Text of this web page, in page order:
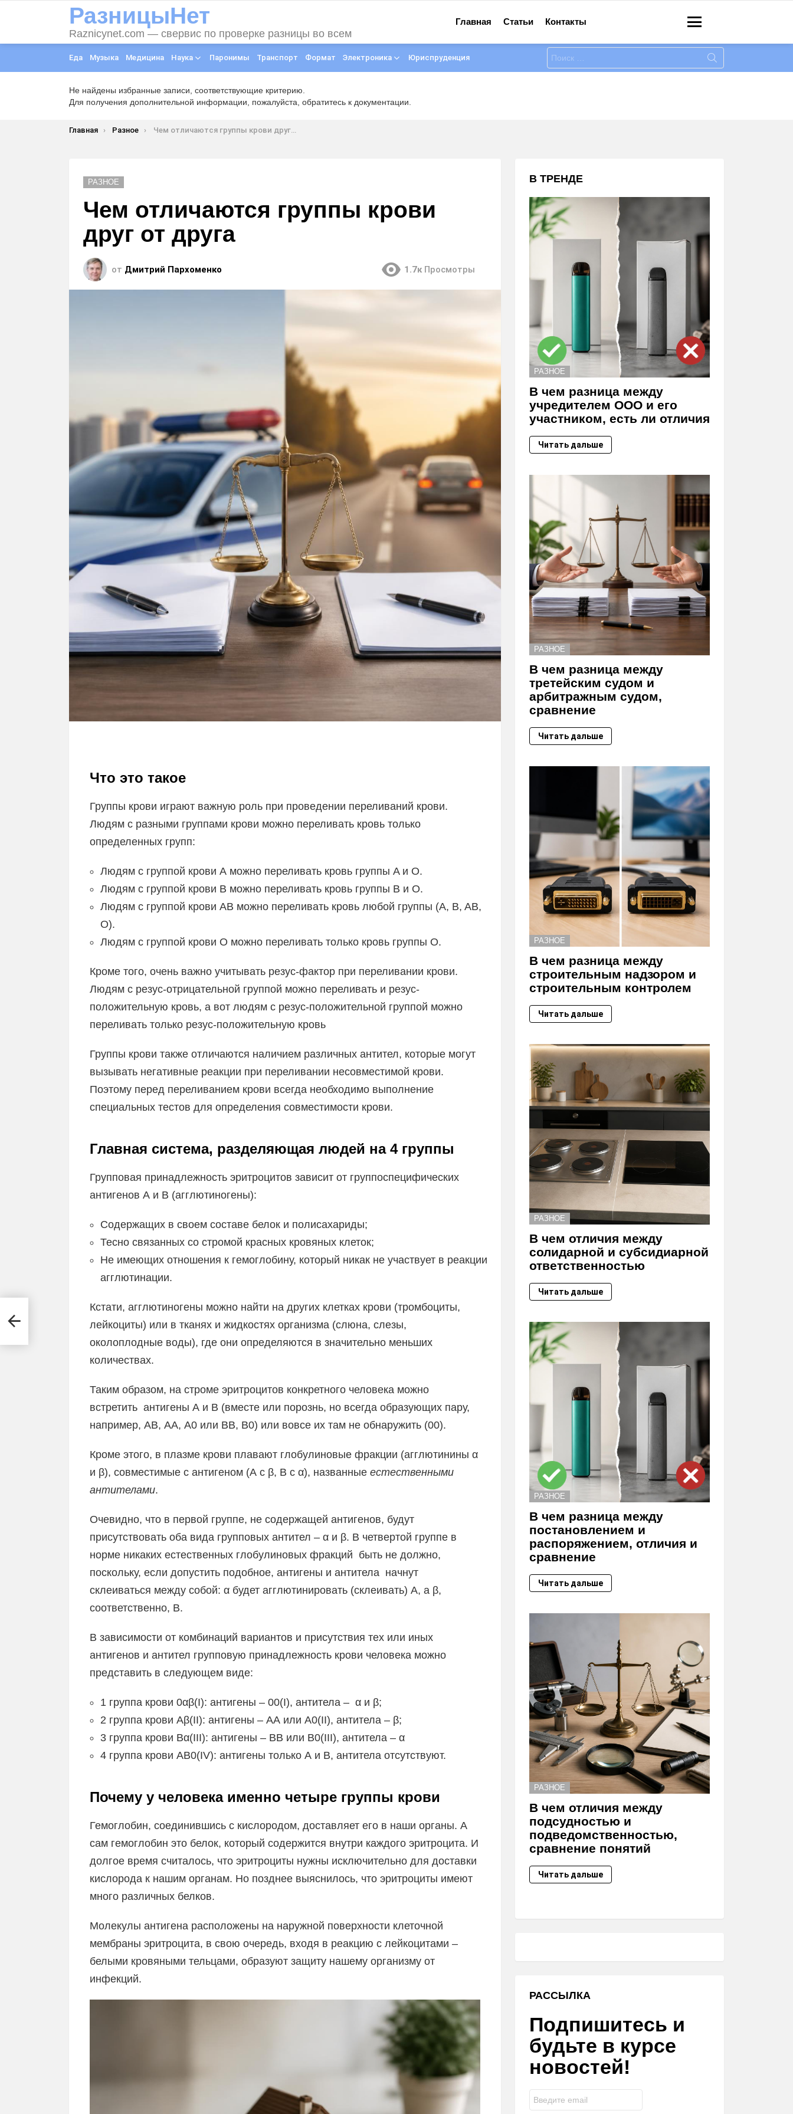
РазницыНет
Raznicynet.com — свервис по проверке разницы во всем
Главная Статьи Контакты
Еда Музыка Медицина Наука Паронимы Транспорт Формат Электроника Юриспруденция
Искать:
Не найдены избранные записи, соответствующие критерию.
Для получения дополнительной информации, пожалуйста, обратитесь к документации.
Вы здесь:
Главная Разное Чем отличаются группы крови друг от друга
РАЗНОЕ
Чем отличаются группы крови
друг от друга
от Дмитрий Пархоменко 1.7к Просмотры
Что это такое
Группы крови играют важную роль при проведении переливаний крови.
Людям с разными группами крови можно переливать кровь только
определенных групп:
Людям с группой крови А можно переливать кровь группы A и O.
Людям с группой крови В можно переливать кровь группы B и O.
Людям с группой крови AB можно переливать кровь любой группы (A, B, AB,
O).
Людям с группой крови O можно переливать только кровь группы O.
Кроме того, очень важно учитывать резус-фактор при переливании крови.
Людям с резус-отрицательной группой можно переливать и резус-
положительную кровь, а вот людям с резус-положительной группой можно
переливать только резус-положительную кровь
Группы крови также отличаются наличием различных антител, которые могут
вызывать негативные реакции при переливании несовместимой крови.
Поэтому перед переливанием крови всегда необходимо выполнение
специальных тестов для определения совместимости крови.
Главная система, разделяющая людей на 4 группы
Групповая принадлежность эритроцитов зависит от группоспецифических
антигенов А и В (агглютиногены):
Содержащих в своем составе белок и полисахариды;
Тесно связанных со стромой красных кровяных клеток;
Не имеющих отношения к гемоглобину, который никак не участвует в реакции
агглютинации.
Кстати, агглютиногены можно найти на других клетках крови (тромбоциты,
лейкоциты) или в тканях и жидкостях организма (слюна, слезы,
околоплодные воды), где они определяются в значительно меньших
количествах.
Таким образом, на строме эритроцитов конкретного человека можно
встретить антигены А и В (вместе или порознь, но всегда образующих пару,
например, АВ, АА, А0 или ВВ, В0) или вовсе их там не обнаружить (00).
Кроме этого, в плазме крови плавают глобулиновые фракции (агглютинины α
и β), совместимые с антигеном (А с β, В с α), названные естественными
антителами.
Очевидно, что в первой группе, не содержащей антигенов, будут
присутствовать оба вида групповых антител – α и β. В четвертой группе в
норме никаких естественных глобулиновых фракций быть не должно,
поскольку, если допустить подобное, антигены и антитела начнут
склеиваться между собой: α будет агглютинировать (склеивать) А, а β,
соответственно, В.
В зависимости от комбинаций вариантов и присутствия тех или иных
антигенов и антител групповую принадлежность крови человека можно
представить в следующем виде:
1 группа крови 0αβ(I): антигены – 00(I), антитела – α и β;
2 группа крови Aβ(II): антигены – АА или А0(II), антитела – β;
3 группа крови Bα(III): антигены – ВВ или В0(III), антитела – α
4 группа крови АВ0(IV): антигены только А и В, антитела отсутствуют.
Почему у человека именно четыре группы крови
Гемоглобин, соединившись с кислородом, доставляет его в наши органы. А
сам гемоглобин это белок, который содержится внутри каждого эритроцита. И
долгое время считалось, что эритроциты нужны исключительно для доставки
кислорода к нашим органам. Но позднее выяснилось, что эритроциты имеют
много различных белков.
Молекулы антигена расположены на наружной поверхности клеточной
мембраны эритроцита, в свою очередь, входя в реакцию с лейкоцитами –
белыми кровяными тельцами, образуют защиту нашему организму от
инфекций.
В ТРЕНДЕ
РАЗНОЕ
В чем разница между
учредителем ООО и его
участником, есть ли отличия
Читать дальше
РАЗНОЕ
В чем разница между
третейским судом и
арбитражным судом,
сравнение
Читать дальше
РАЗНОЕ
В чем разница между
строительным надзором и
строительным контролем
Читать дальше
РАЗНОЕ
В чем отличия между
солидарной и субсидиарной
ответственностью
Читать дальше
РАЗНОЕ
В чем разница между
постановлением и
распоряжением, отличия и
сравнение
Читать дальше
РАЗНОЕ
В чем отличия между
подсудностью и
подведомственностью,
сравнение понятий
Читать дальше
РАССЫЛКА
Подпишитесь и
будьте в курсе
новостей!